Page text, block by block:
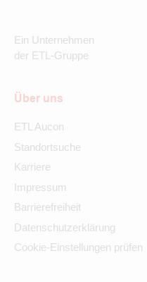
Ein Unternehmen
der ETL-Gruppe
Über uns
ETL Aucon
Standortsuche
Karriere
Impressum
Barrierefreiheit
Datenschutzerklärung
Cookie-Einstellungen prüfen